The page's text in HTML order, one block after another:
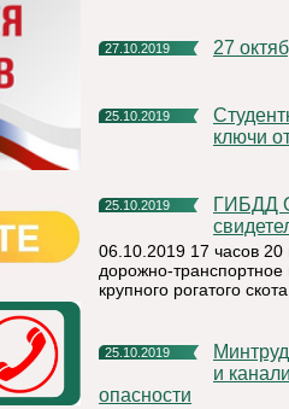
27.10.2019 27
25.10.2019
Студентка СГУ им. Питирима Сорокина из Емвы получила
ключи
25.10.2019
ГИБДД ОМВД России по Княжпогостскому району ищет
06.10.2019 17 часов
дорожно-
крупного рогатого
25.10.2019
Минтруд Коми напоминает: работы в водопроводных, газовых
и
опасности